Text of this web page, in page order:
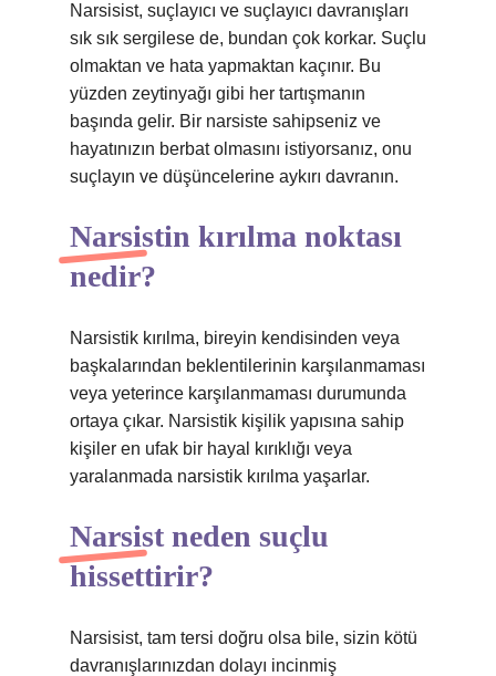
Narsisist, suçlayıcı ve suçlayıcı davranışları
sık sık sergilese de, bundan çok korkar. Suçlu
olmaktan ve hata yapmaktan kaçınır. Bu
yüzden zeytinyağı gibi her tartışmanın
başında gelir. Bir narsiste sahipseniz ve
hayatınızın berbat olmasını istiyorsanız, onu
suçlayın ve düşüncelerine aykırı davranın.
Narsistin kırılma noktası
nedir?
Narsistik kırılma, bireyin kendisinden veya
başkalarından beklentilerinin karşılanmaması
veya yeterince karşılanmaması durumunda
ortaya çıkar. Narsistik kişilik yapısına sahip
kişiler en ufak bir hayal kırıklığı veya
yaralanmada narsistik kırılma yaşarlar.
Narsist neden suçlu
hissettirir?
Narsisist, tam tersi doğru olsa bile, sizin kötü
davranışlarınızdan dolayı incinmiş